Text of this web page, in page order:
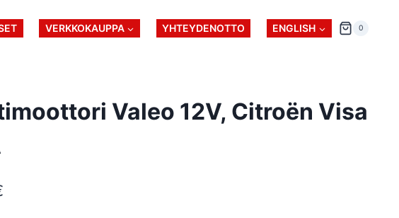
VERKKOKAUPPA YHTEYDENOTTO ENGLISH 0
Valeo 12V, Citroën Visa